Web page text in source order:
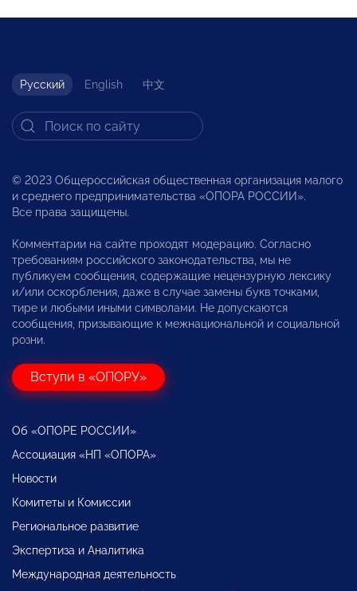
Русский English 中文
© 2023 Общероссийская общественная организация малого
и среднего предпринимательства «ОПОРА РОССИИ».
Все права защищены.
Комментарии на сайте проходят модерацию. Согласно
требованиям российского законодательства, мы не
публикуем сообщения, содержащие нецензурную лексику
и/или оскорбления, даже в случае замены букв точками,
тире и любыми иными символами. Не допускаются
сообщения, призывающие к межнациональной и социальной
розни.
Вступи в «ОПОРУ»
Об «ОПОРЕ РОССИИ»
Ассоциация «НП «ОПОРА»
Новости
Комитеты и Комиссии
Региональное развитие
Экспертиза и Аналитика
Международная деятельность